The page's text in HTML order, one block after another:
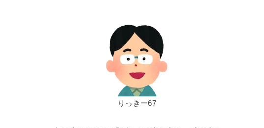
りっきー67